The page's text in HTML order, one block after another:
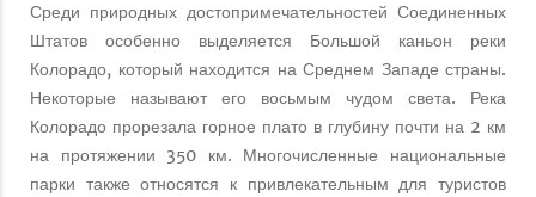
Среди природных достопримечательностей Соединенных
Штатов особенно выделяется Большой каньон реки
Колорадо, который находится на Среднем Западе страны.
Некоторые называют его восьмым чудом света. Река
Колорадо прорезала горное плато в глубину почти на 2 км
на протяжении 350 км. Многочисленные национальные
парки также относятся к привлекательным для туристов